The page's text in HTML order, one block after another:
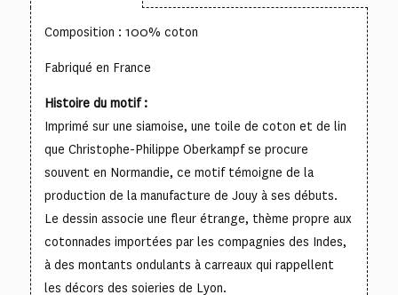
Composition : 100% coton
Fabriqué en France
Histoire du motif :
Imprimé sur une siamoise, une toile de coton et de lin
que Christophe-Philippe Oberkampf se procure
souvent en Normandie, ce motif témoigne de la
production de la manufacture de Jouy à ses débuts.
Le dessin associe une fleur étrange, thème propre aux
cotonnades importées par les compagnies des Indes,
à des montants ondulants à carreaux qui rappellent
les décors des soieries de Lyon.